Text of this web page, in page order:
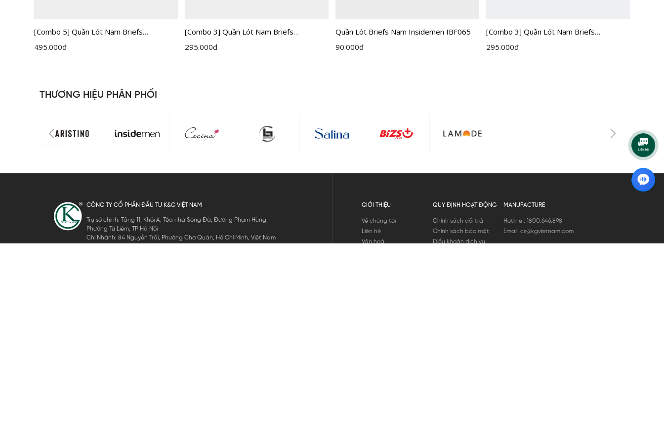
[Combo 5] Quần Lót Nam Briefs
Insidemen IBF005EXP05
495.000đ
[Combo 3] Quần Lót Nam Briefs
Insidemen IBF005EXP03
295.000đ
Quần Lót Briefs Nam Insidemen IBF065
90.000đ
[Combo 3] Quần Lót Nam Briefs
Insidemen IBF001EXP03
295.000đ
THƯƠNG HIỆU PHÂN PHỐI
CÔNG TY CỔ PHẦN ĐẦU TƯ K&G VIỆT NAM
Trụ sở chính: Tầng 11, Khối A, Tòa nhà Sông Đà, Đường Phạm Hùng,
Phường Từ Liêm, TP Hà Nội
Chi Nhánh: 84 Nguyễn Trãi, Phường Chợ Quán, Hồ Chí Minh, Việt Nam
GIỚI THIỆU
Về chúng tôi
Liên hệ
Văn hoá
QUY ĐỊNH HOẠT ĐỘNG
Chính sách đổi trả
Chính sách bảo mật
Điều khoản dịch vụ
MANUFACTURE
Hotline : 1800.646.898
Email: cs@kgvietnam.com